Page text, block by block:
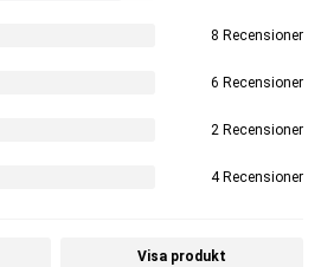
8 Recensioner
6 Recensioner
2 Recensioner
4 Recensioner
Visa produkt